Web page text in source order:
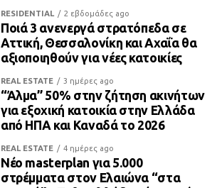
RESIDENTIAL 2 εβδομάδες ago
Ποιά 3 ανενεργά στρατόπεδα σε
Αττική, Θεσσαλονίκη και Αχαΐα θα
αξιοποιηθούν για νέες κατοικίες
REAL ESTATE 3 ημέρες ago
“Άλμα” 50% στην ζήτηση ακινήτων
για εξοχική κατοικία στην Ελλάδα
από ΗΠΑ και Καναδά το 2026
REAL ESTATE 4 ημέρες ago
Νέο masterplan για 5.000
στρέμματα στον Ελαιώνα “στα